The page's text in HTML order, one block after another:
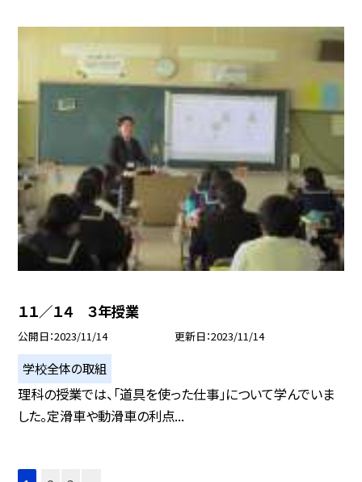
１１／１４ ３年授業
公開日 2023/11/14 更新日 2023/11/14
学校全体の取組
理科の授業では、「道具を使った仕事」について学んでいま
した。定滑車や動滑車の利点...